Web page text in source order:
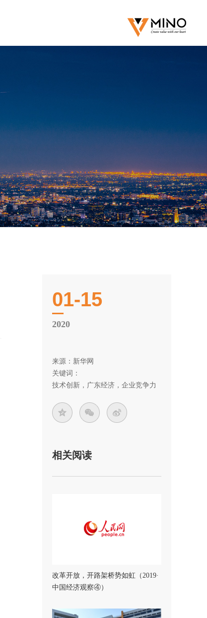
01-15
2020
来源：新华网
关键词：
技术创新，广东经济，企业竞争力
相关阅读
改革开放，开路架桥势如虹（2019·
中国经济观察④）